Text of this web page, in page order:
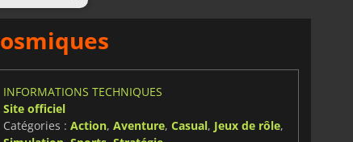
INFORMATIONS TECHNIQUES
Site officiel
Catégories : Action, Aventure, Casual, Jeux de rôle,